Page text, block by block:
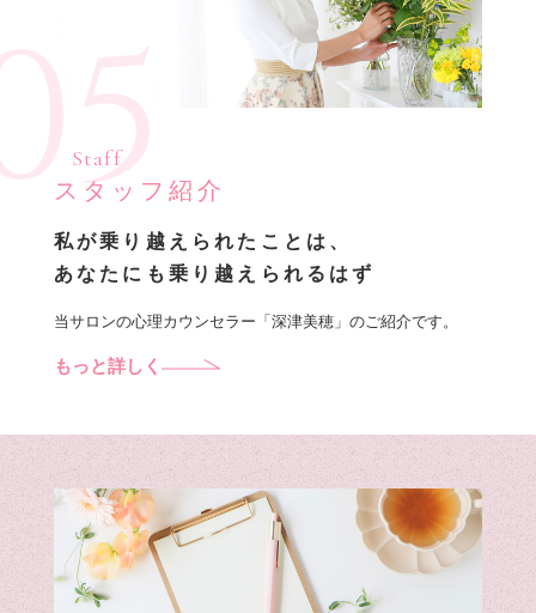
Staff
スタッフ紹介
私が乗り越えられたことは、
あなたにも乗り越えられるはず
当サロンの心理カウンセラー「深津美穂」のご紹介です。
もっと詳しく